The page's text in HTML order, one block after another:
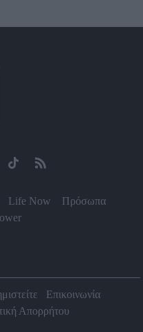
Life Now
Πρόσωπα
Επικοινωνία
Απορρήτου